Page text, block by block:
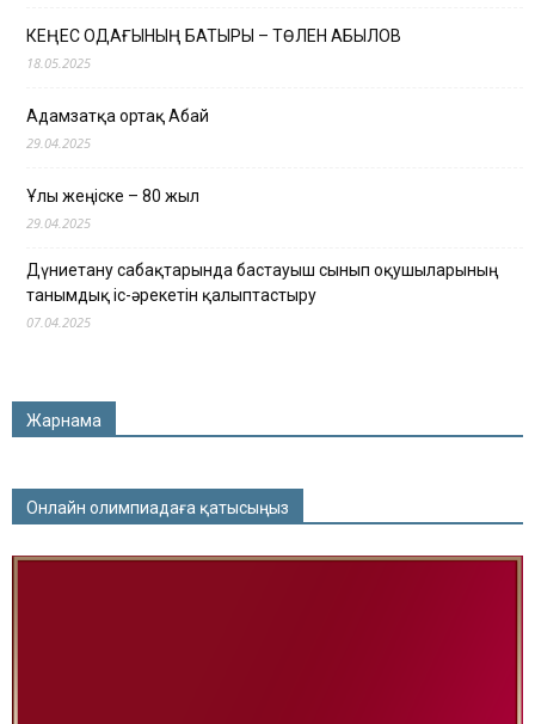
КЕҢЕС ОДАҒЫНЫҢ БАТЫРЫ – ТӨЛЕН ҚАБЫЛОВ
18.05.2025
Адамзатқа ортақ Абай
29.04.2025
Ұлы жеңіске – 80 жыл
29.04.2025
Дүниетану сабақтарында бастауыш сынып оқушыларының
танымдық іс-әрекетін қалыптастыру
07.04.2025
Жарнама
Онлайн олимпиадаға қатысыңыз